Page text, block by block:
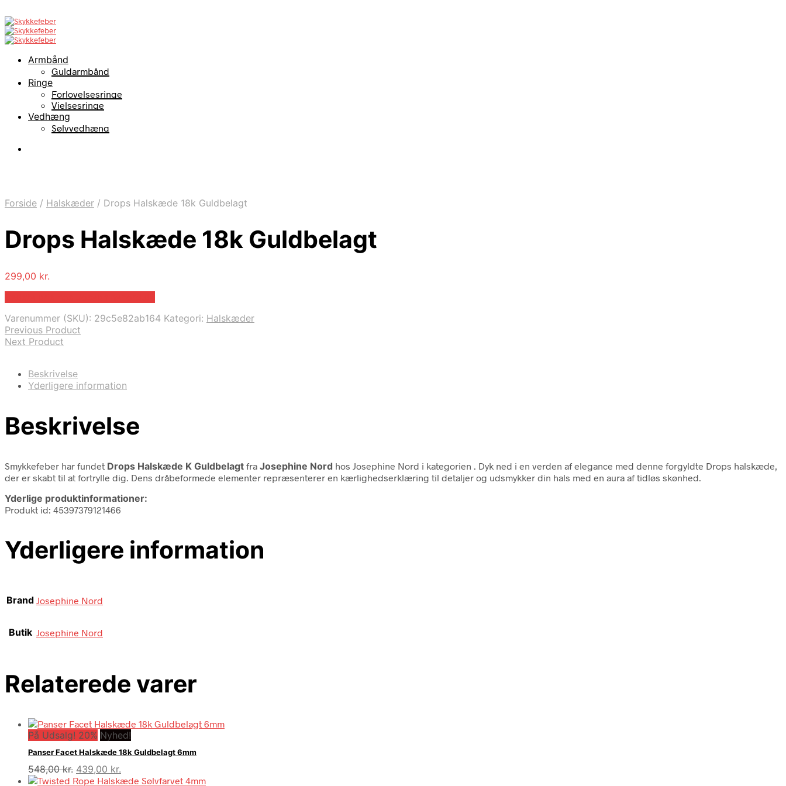
Armbånd
Guldarmbånd
Ringe
Forlovelsesringe
Vielsesringe
Vedhæng
Sølvvedhæng
Forside / Halskæder / Drops Halskæde 18k Guldbelagt
Drops Halskæde 18k Guldbelagt
299,00 kr.
Varenummer (SKU): 29c5e82ab164 Kategori: Halskæder
Previous Product
Next Product
Beskrivelse
Yderligere information
Beskrivelse
Smykkefeber har fundet Drops Halskæde K Guldbelagt fra Josephine Nord hos Josephine Nord i kategorien
. Dyk ned i en verden af elegance med denne forgyldte Drops halskæde,
der er skabt til at fortrylle dig. Dens dråbeformede elementer repræsenterer en kærlighedserklæring til detaljer og udsmykker din hals med en aura af tidløs skønhed.
Yderlige produktinformationer:
Produkt id: 45397379121466
Yderligere information
Brand Josephine Nord
Butik Josephine Nord
Relaterede varer
På Udsalg! 20% Nyhed!
Panser Facet Halskæde 18k Guldbelagt 6mm
548,00kr. Den
oprindelige
439,00 kr.
aktuelle